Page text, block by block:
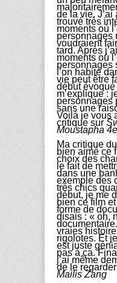
de la vie. J’ai
trouvé très
moments où
personnages
voudraient
tard. Après
moments où
personnages
l’on habite
vie peut être
début
m’explique :
personnages
sans une
Voilà je vous
critique sur
Moustapha
Ma critique
bien aimé ce
choix des
le fait de
dans une
exemple des
très chics
début, je me
bien ce film
forme de
disais : « oh,
vraies
rigolotes. Et
est juste
pas à ça.
j’ai même
de le regarder
Mailis Zang